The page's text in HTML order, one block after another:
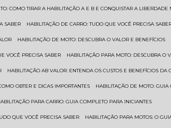
COMO TIRAR A HABILITAÇÃO A E B E CONQUISTAR A LIBERDADE
SABER HABILITAÇÃO DE CARRO: TUDO QUE VOCÊ PRECISA
HABILITAÇÃO DE MOTO: DESCUBRA O VALOR E BENEFÍCIOS
VOCÊ PRECISA SABER HABILITAÇÃO PARA MOTO: DESCUBRA O
HABILITAÇÃO AB VALOR: ENTENDA OS CUSTOS E BENEFÍCIOS DA
OBTER E DICAS IMPORTANTES HABILITAÇÃO DE MOTO:
HABILITAÇÃO PARA CARRO: GUIA COMPLETO PARA INICIANTES
QUE VOCÊ PRECISA SABER HABILITAÇÃO PARA MOTOS: O